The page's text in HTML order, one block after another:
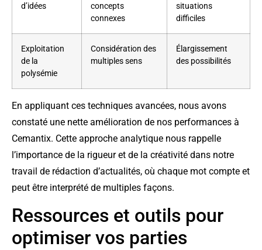
d’idées
concepts
connexes
situations
difficiles
Exploitation
de la
polysémie
Considération des
multiples sens
Élargissement
des possibilités
En appliquant ces techniques avancées, nous avons
constaté une nette amélioration de nos performances à
Cemantix. Cette approche analytique nous rappelle
l’importance de la rigueur et de la créativité dans notre
travail de rédaction d’actualités, où chaque mot compte et
peut être interprété de multiples façons.
Ressources et outils pour
optimiser vos parties